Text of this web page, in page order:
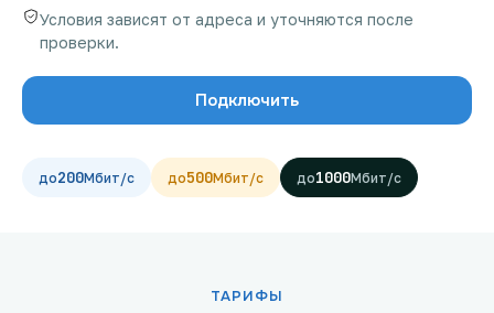
Проверить возможность подключения
Проверить возможность подключения по названию
Заявка на подбор тарифа
Условия зависят от адреса и уточняются после
проверки.
Подключить
200 500 1000
ТАРИФЫ